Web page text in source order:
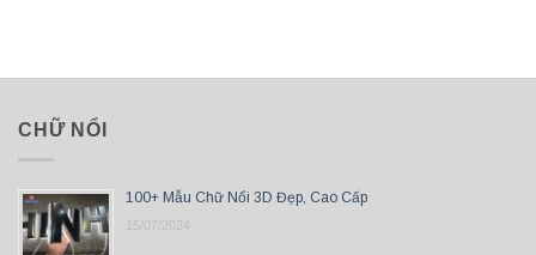
CHỮ NỔI
100+ Mẫu Chữ Nổi 3D Đẹp, Cao Cấp
15/07/2024